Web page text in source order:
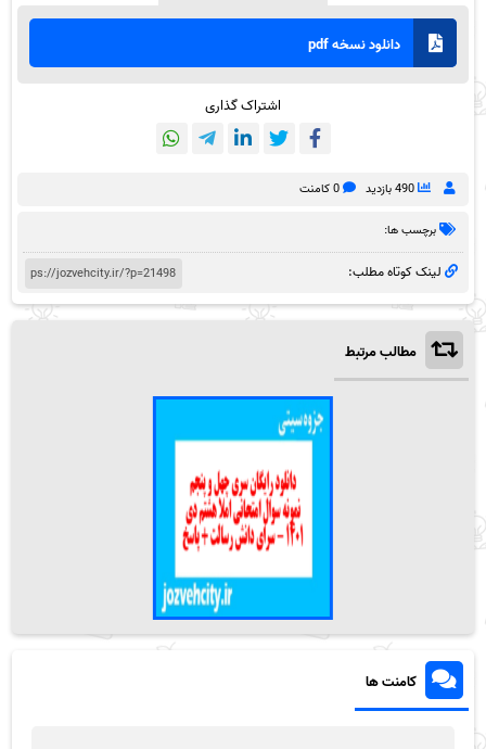
دانلود نسخه pdf
اشتراک گذاری
490 بازدید 0 کامنت
برچسب ها:
لینک کوتاه مطلب:
مطالب مرتبط
کامنت ها